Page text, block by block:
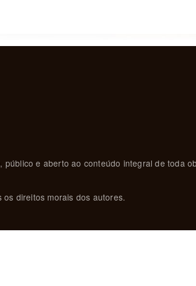
e aberto ao conteúdo integral de toda
direitos morais dos autores.